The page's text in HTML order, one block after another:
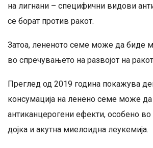
на лигнани – специфични видови
се борат против ракот.
Затоа, лененото семе може да биде
во спречувањето на развојот на
Преглед од 2019 година покажува
консумација на ленено семе може
антиканцерогени ефекти, особено во
дојка и акутна миелоидна леукемија.